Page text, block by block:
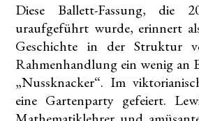
Diese Ballett-Fassung, die
uraufgeführt wurde, erinnert
Geschichte in der Struktur
Rahmenhandlung ein wenig an
„Nussknacker“. Im
eine Gartenparty gefeiert.